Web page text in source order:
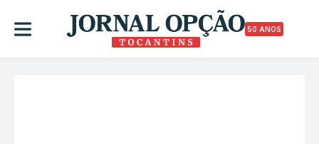
50 ANOS